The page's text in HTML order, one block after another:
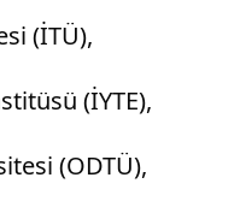
(İTÜ),
(İYTE),
(ODTÜ),